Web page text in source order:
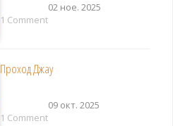
02 ное. 2025
1 Comment
Проход Джау
09 окт. 2025
1 Comment